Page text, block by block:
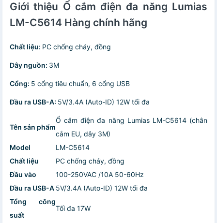
Giới thiệu Ổ cắm điện đa năng Lumias
LM-C5614 Hàng chính hãng
Chất liệu: PC chống cháy, đồng
Dây nguồn: 3M
Cổng: 5 cổng tiêu chuẩn, 6 cổng USB
Đầu ra USB-A: 5V/3.4A (Auto-ID) 12W tối đa
Tên sản phẩm
Ổ cắm điện đa năng Lumias LM-C5614 (chân
cắm EU, dây 3M)
Model
LM-C5614
Chất liệu
PC chống cháy, đồng
Đầu vào
100-250VAC /10A 50-60Hz
Đầu ra USB-A 5V/3.4A (Auto-ID) 12W tối đa
Tổng công
suất
Tối đa 17W